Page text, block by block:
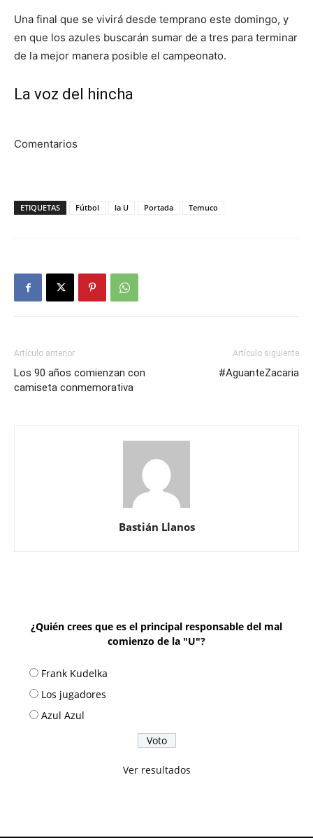
Una final que se vivirá desde temprano este domingo, y
en que los azules buscarán sumar de a tres para terminar
de la mejor manera posible el campeonato.
La voz del hincha
Comentarios
ETIQUETAS Fútbol la U Portada Temuco
Artículo anterior
Los 90 años comienzan con
camiseta conmemorativa
Artículo siguiente
#AguanteZacaria
Bastián Llanos
¿Quién crees que es el principal responsable del mal
comienzo de la "U"?
Frank Kudelka
Los jugadores
Azul Azul
Ver resultados